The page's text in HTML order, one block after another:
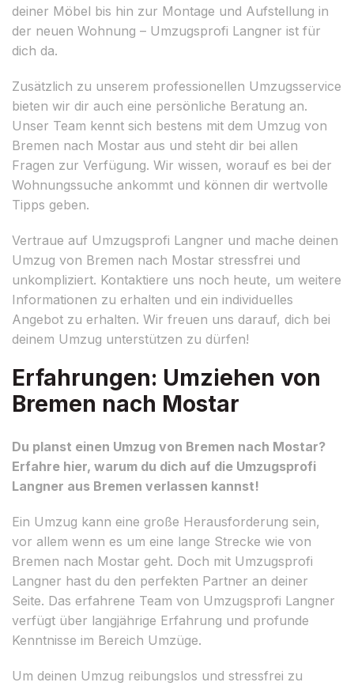
deiner Möbel bis hin zur Montage und Aufstellung in
der neuen Wohnung – Umzugsprofi Langner ist für
dich da.
Zusätzlich zu unserem professionellen Umzugsservice
bieten wir dir auch eine persönliche Beratung an.
Unser Team kennt sich bestens mit dem Umzug von
Bremen nach Mostar aus und steht dir bei allen
Fragen zur Verfügung. Wir wissen, worauf es bei der
Wohnungssuche ankommt und können dir wertvolle
Tipps geben.
Vertraue auf Umzugsprofi Langner und mache deinen
Umzug von Bremen nach Mostar stressfrei und
unkompliziert. Kontaktiere uns noch heute, um weitere
Informationen zu erhalten und ein individuelles
Angebot zu erhalten. Wir freuen uns darauf, dich bei
deinem Umzug unterstützen zu dürfen!
Erfahrungen: Umziehen von
Bremen nach Mostar
Du planst einen Umzug von Bremen nach Mostar?
Erfahre hier, warum du dich auf die Umzugsprofi
Langner aus Bremen verlassen kannst!
Ein Umzug kann eine große Herausforderung sein,
vor allem wenn es um eine lange Strecke wie von
Bremen nach Mostar geht. Doch mit Umzugsprofi
Langner hast du den perfekten Partner an deiner
Seite. Das erfahrene Team von Umzugsprofi Langner
verfügt über langjährige Erfahrung und profunde
Kenntnisse im Bereich Umzüge.
Um deinen Umzug reibungslos und stressfrei zu